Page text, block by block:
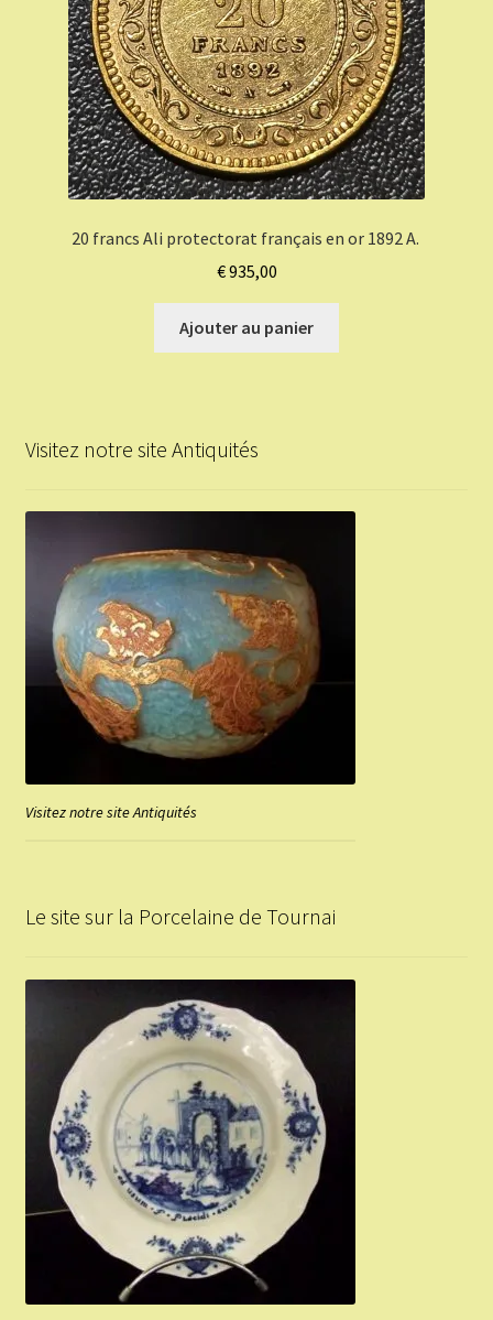
20 francs Ali protectorat français en or 1892 A.
€935,00
Ajouter au panier
Visitez notre site Antiquités
Visitez notre site Antiquités
Le site sur la Porcelaine de Tournai